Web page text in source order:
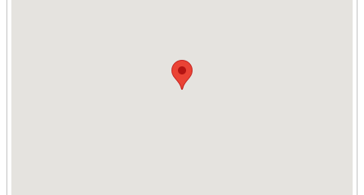
corresponding extension of their course ending date (subject to
applicable). All holiday must be taken at least 4 weeks before the